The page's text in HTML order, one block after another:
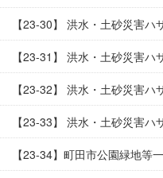
【23-30】 洪水・土砂災害ハ
【23-31】 洪水・土砂災害ハ
【23-32】 洪水・土砂災害ハ
【23-33】 洪水・土砂災害ハ
【23-34】町田市公園緑地